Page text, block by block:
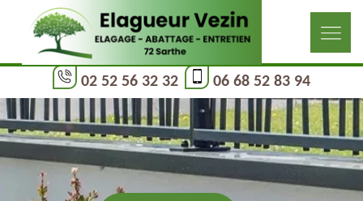
02 52 56 32 32 06 68 52 83 94